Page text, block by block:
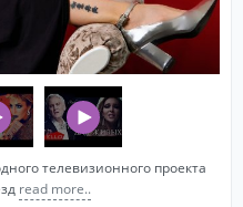
телевизионного проекта
read more..